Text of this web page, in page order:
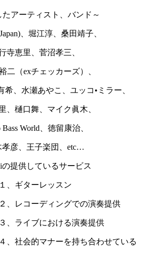
たアーティスト、バンド～
、堀江淳、桑田靖子、
寺恵里、菅沼孝三、
二（exチェッカーズ）、
希、水瀬あやこ、ユッコ•ミラー、
、樋口舞、マイク眞木、
Bass World、徳留康治、
孝彦、王子楽団、etc…
の提供しているサービス
１、ギターレッスン
ディングでの演奏提供
ブにおける演奏提供
ナーを持ち合わせている